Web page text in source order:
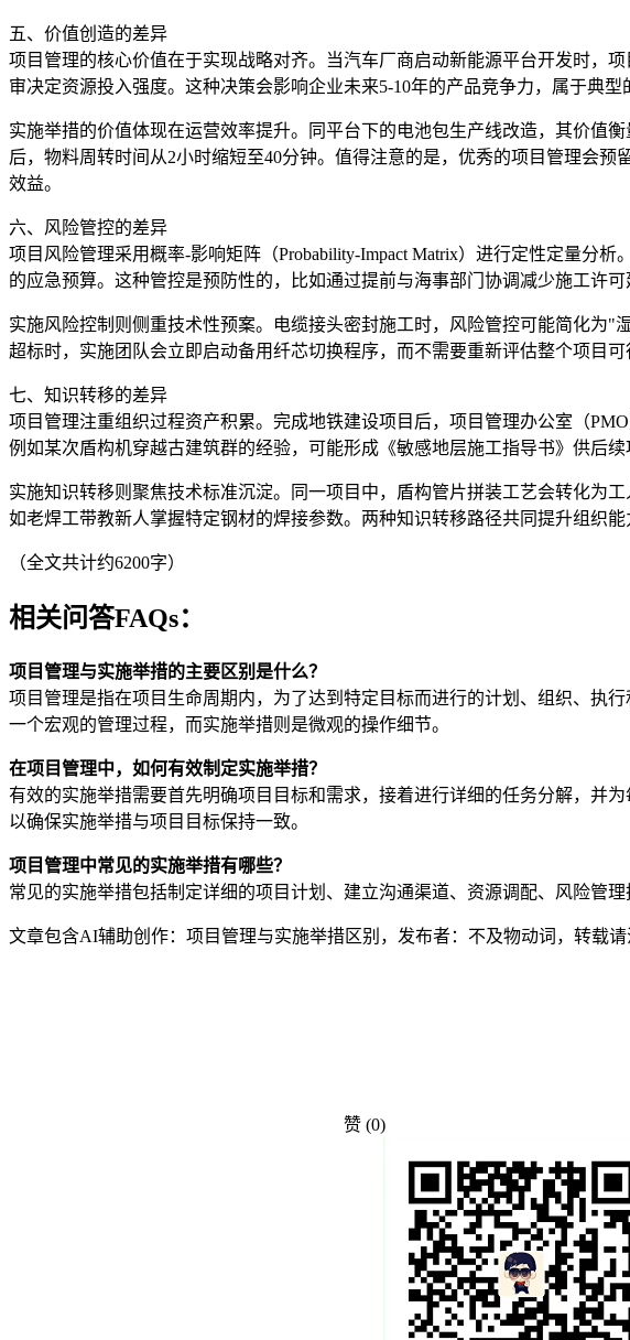
五、价值创造的差异
项目管理的核心价值在于实现战略对齐。当汽车厂商启动新能源平台开发时，
审决定资源投入强度。这种决策会影响企业未来5-10年的产品竞争力，属于典型
实施举措的价值体现在运营效率提升。同平台下的电池包生产线改造，其价值
后，物料周转时间从2小时缩短至40分钟。值得注意的是，优秀的项目管理会
效益。
六、风险管控的差异
项目风险管理采用概率-影响矩阵（Probability-Impact Matrix）进行定性定量分
的应急预算。这种管控是预防性的，比如通过提前与海事部门协调减少施工许可
实施风险控制则侧重技术性预案。电缆接头密封施工时，风险管控可能简化为
超标时，实施团队会立即启动备用纤芯切换程序，而不需要重新评估整个项目
七、知识转移的差异
项目管理注重组织过程资产积累。完成地铁建设项目后，项目管理办公室（
例如某次盾构机穿越古建筑群的经验，可能形成《敏感地层施工指导书》供后续
实施知识转移则聚焦技术标准沉淀。同一项目中，盾构管片拼装工艺会转化为
如老焊工带教新人掌握特定钢材的焊接参数。两种知识转移路径共同提升组织
（全文共计约6200字）
相关问答FAQs：
项目管理与实施举措的主要区别是什么？
项目管理是指在项目生命周期内，为了达到特定目标而进行的计划、组织、执
一个宏观的管理过程，而实施举措则是微观的操作细节。
在项目管理中，如何有效制定实施举措？
有效的实施举措需要首先明确项目目标和需求，接着进行详细的任务分解，并
以确保实施举措与项目目标保持一致。
项目管理中常见的实施举措有哪些？
常见的实施举措包括制定详细的项目计划、建立沟通渠道、资源调配、风险管
文章包含AI辅助创作：项目管理与实施举措区别，发布者：不及物动词，转载请
赞 (0)